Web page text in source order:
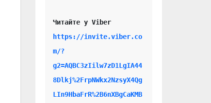
Читайте у Viber
https://invite.viber.co
m/?
g2=AQBC3zIilw7zD1LgIA44
8Dlkj%2FrpNWkx2NzsyX4Qg
LIn9HbaFrR%2B6nXBgCaKMB